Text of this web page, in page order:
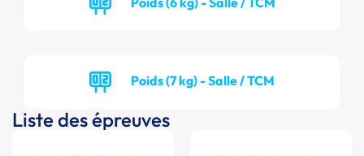
Poids (7 kg) - Salle / TCM
Liste des épreuves